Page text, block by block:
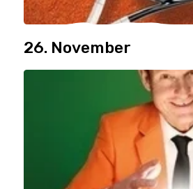
26. November